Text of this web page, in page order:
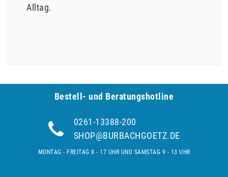
Alltag.
Bestell- und Be­ra­tungs­hot­line
0261-13388-200
SHOP@BURBACHGOETZ.DE
MONTAG - FREITAG 8 - 17 UHR UND SAMSTAG 9 - 13 UHR